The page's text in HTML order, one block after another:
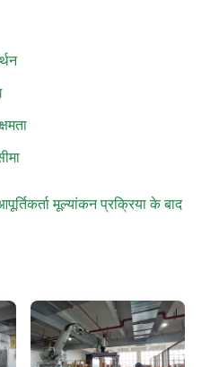
मूल्यांकन प्रक्रिया के बाद